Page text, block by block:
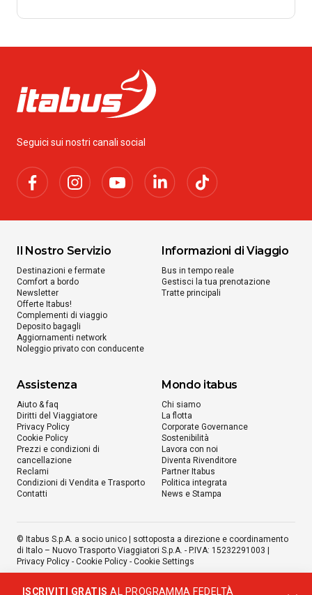
Seguici sui nostri canali social
Il Nostro Servizio
Destinazioni e fermate
Comfort a bordo
Newsletter
Offerte Itabus!
Complementi di viaggio
Deposito bagagli
Aggiornamenti network
Noleggio privato con conducente
Informazioni di Viaggio
Bus in tempo reale
Gestisci la tua prenotazione
Tratte principali
Assistenza
Aiuto & faq
Diritti del Viaggiatore
Privacy Policy
Cookie Policy
Prezzi e condizioni di
cancellazione
Reclami
Condizioni di Vendita e Trasporto
Contatti
Mondo itabus
Chi siamo
La flotta
Corporate Governance
Sostenibilità
Lavora con noi
Diventa Rivenditore
Partner Itabus
Politica integrata
News e Stampa
© Itabus S.p.A. a socio unico | sottoposta a direzione e coordinamento
di Italo – Nuovo Trasporto Viaggiatori S.p.A. - P.IVA: 15232291003 |
Privacy Policy - Cookie Policy - Cookie Settings
ISCRIVITI GRATISAL PROGRAMMA FEDELTÀ